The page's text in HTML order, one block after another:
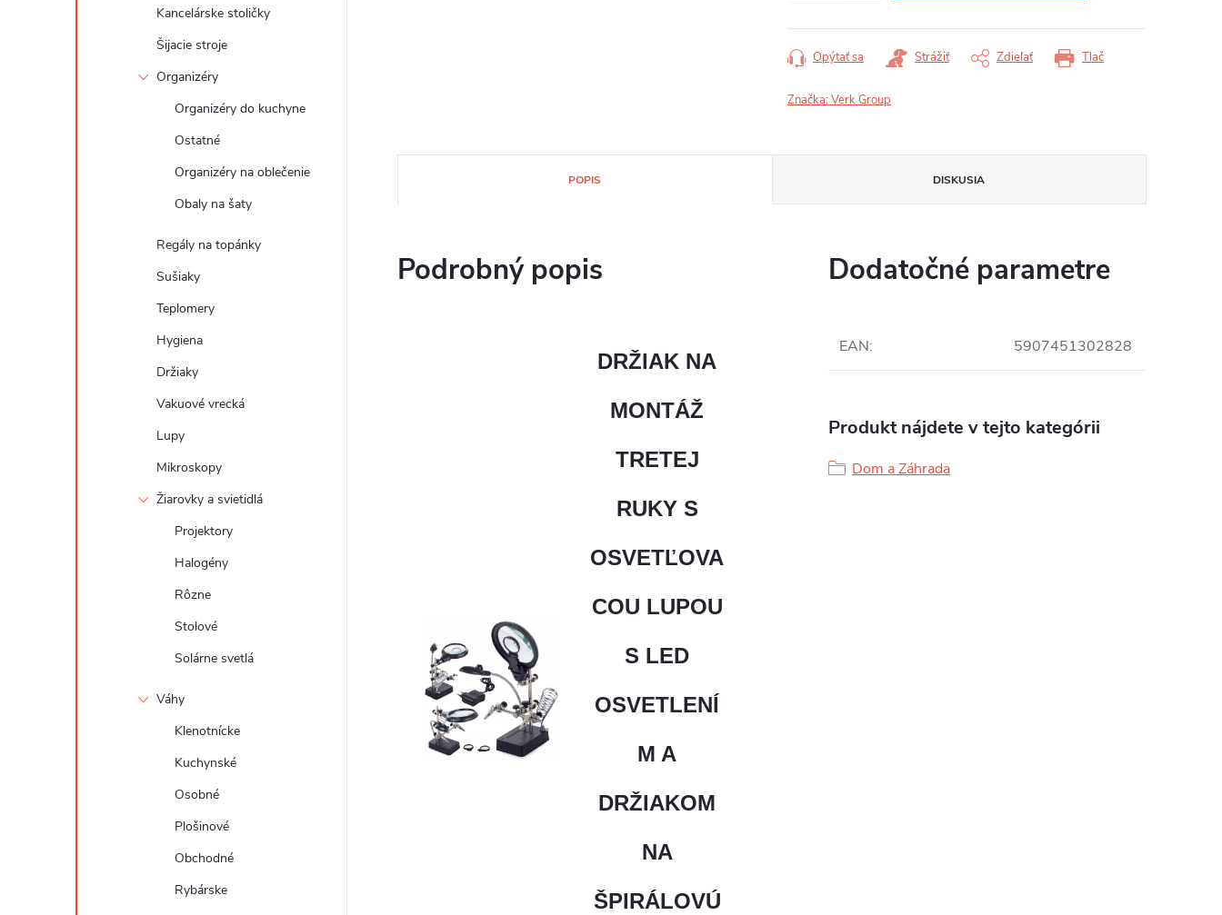
Kancelárske stoličky
Šijacie stroje
Organizéry
Organizéry do kuchyne
Ostatné
Organizéry na oblečenie
Obaly na šaty
Regály na topánky
Sušiaky
Teplomery
Hygiena
Držiaky
Vakuové vrecká
Lupy
Mikroskopy
Žiarovky a svietidlá
Projektory
Halogény
Rôzne
Stolové
Solárne svetlá
Váhy
Klenotnícke
Kuchynské
Osobné
Plošinové
Obchodné
Rybárske
Tlač
Opýtať sa Strážiť Zdieľať
Značka:Verk Group
POPIS DISKUSIA
Podrobný popis
DRŽIAK NA
MONTÁŽ
TRETEJ
RUKY S
OSVETĽOVA
COU LUPOU
S LED
OSVETLENÍ
M A
DRŽIAKOM
NA
ŠPIRÁLOVÚ
Dodatočné parametre
EAN: 5907451302828
Produkt nájdete v tejto kategórii
Dom a Záhrada